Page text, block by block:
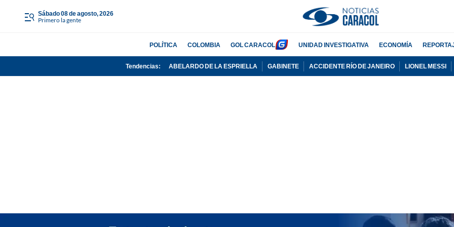
sábado 08 de agosto, 2026
Primero la gente
POLÍTICA COLOMBIA GOL CARACOL UNIDAD INVESTIGATIVA ECONOMÍA
Tendencias: ABELARDO DE LA ESPRIELLA GABINETE ACCIDENTE RÍO DE JANEIRO LIONEL MESSI